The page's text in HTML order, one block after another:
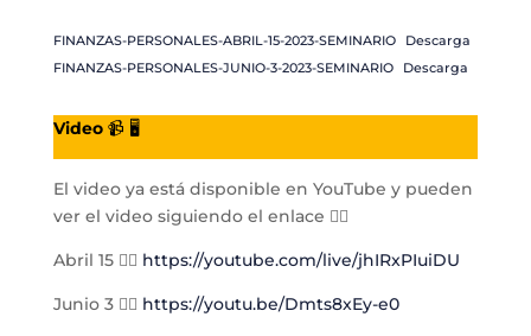
FINANZAS-PERSONALES-ABRIL-15-2023-SEMINARIO
Descarga
FINANZAS-PERSONALES-JUNIO-3-2023-SEMINARIO
Descarga
Video📹 🖥️
El video ya está disponible en YouTube y pueden
ver el video siguiendo el enlace 👉🏻
Abril 15 👉🏻 https://youtube.com/live/jhIRxPIuiDU
Junio 3 👉🏻 https://youtu.be/Dmts8xEy-e0